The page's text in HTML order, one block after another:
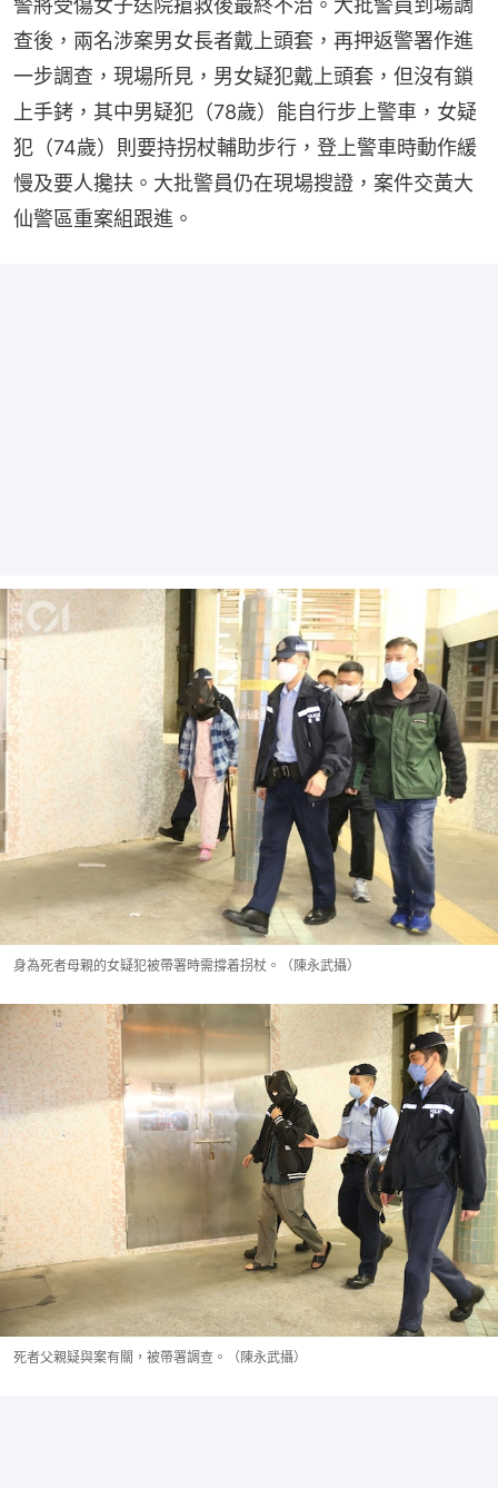
警將受傷女子送院搶救後最終不治。大批警員到場調
查後，兩名涉案男女長者戴上頭套，再押返警署作進
一步調查，現場所見，男女疑犯戴上頭套，但沒有鎖
上手銬，其中男疑犯（78歲）能自行步上警車，女疑
犯（74歲）則要持拐杖輔助步行，登上警車時動作緩
慢及要人攙扶。大批警員仍在現場搜證，案件交黃大
仙警區重案組跟進。
身為死者母親的女疑犯被帶署時需撐着拐杖。（陳永武攝）
死者父親疑與案有關，被帶署調查。（陳永武攝）